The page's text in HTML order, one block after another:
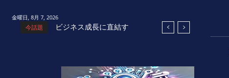
金曜日, 8月 7, 2026
今話題
ビジネス成長に直結す